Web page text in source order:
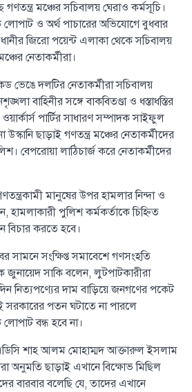
গণতন্ত্র মঞ্চের সচিবালয় ঘেরাও কর্মসূচি।
লোপাট ও অর্থ পাচারের অভিযোগে বুধবার
জিরো পয়েন্ট এলাকা থেকে সচিবালয়
নেতাকর্মীরা।
ভেঙে দলটির নেতাকর্মীরা সচিবালয়
বাহিনীর সঙ্গে বাকবিতণ্ডা ও ধস্তাধস্তির
পার্টির সাধারণ সম্পাদক সাইফুল
ছাড়াই গণতন্ত্র মঞ্চের নেতাকর্মীদের
বেপরোয়া লাঠিচার্জ করে নেতাকর্মীদের
মানুষের উপর হামলার নিন্দা ও
হামলাকারী পুলিশ কর্মকর্তাকে চিহ্নিত
করতে হবে।
সামনে সংক্ষিপ্ত সমাবেশে গণসংহতি
জুনায়েদ সাকি বলেন, লুটপাটকারীরা
নিত্যপণ্যের দাম বাড়িয়ে জনগণের পকেট
সরকারের পতন ঘটাতে না পারলে
লোপাট বন্ধ হবে না।
শাহ আলম মোহাম্মদ আক্তারুল ইসলাম
অনুমতি ছাড়াই এখানে বিক্ষোভ মিছিল
বারবার বলেছি যে, তাদের এখানে